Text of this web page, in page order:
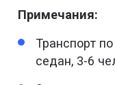
Примечания:
Транспорт
седан, 3-6